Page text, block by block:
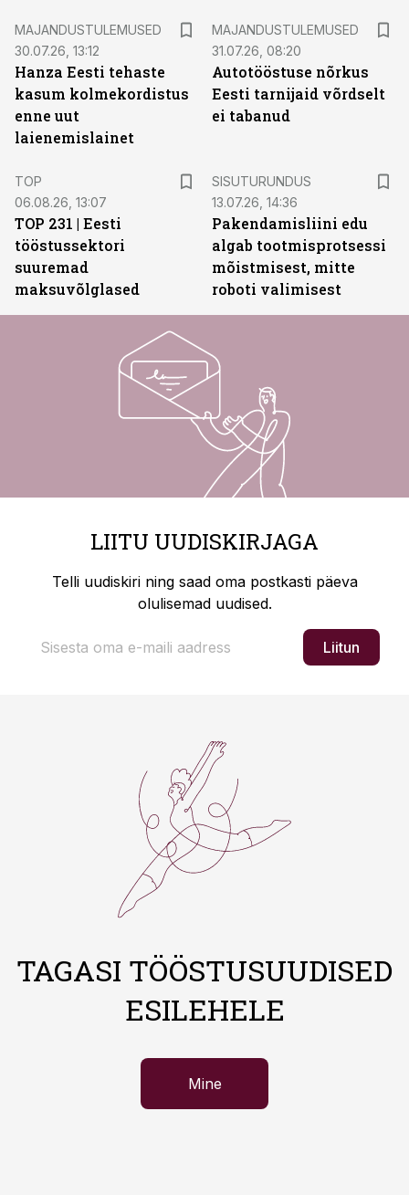
MAJANDUSTULEMUSED
30.07.26, 13:12
Hanza Eesti tehaste
kasum kolmekordistus
enne uut
laienemislainet
MAJANDUSTULEMUSED
31.07.26, 08:20
Autotööstuse nõrkus
Eesti tarnijaid võrdselt
ei tabanud
TOP
06.08.26, 13:07
TOP 231 | Eesti
tööstussektori
suuremad
maksuvõlglased
SISUTURUNDUS
13.07.26, 14:36
Pakendamisliini edu
algab tootmisprotsessi
mõistmisest, mitte
roboti valimisest
LIITU UUDISKIRJAGA
Telli uudiskiri ning saad oma postkasti päeva
olulisemad uudised.
Liitun
TAGASI TÖÖSTUSUUDISED
ESILEHELE
Mine